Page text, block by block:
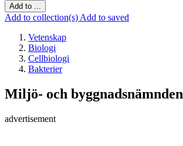
Add to ...
Add to collection(s) Add to saved
Vetenskap
Biologi
Cellbiologi
Bakterier
Miljö- och byggnadsnämnden
advertisement